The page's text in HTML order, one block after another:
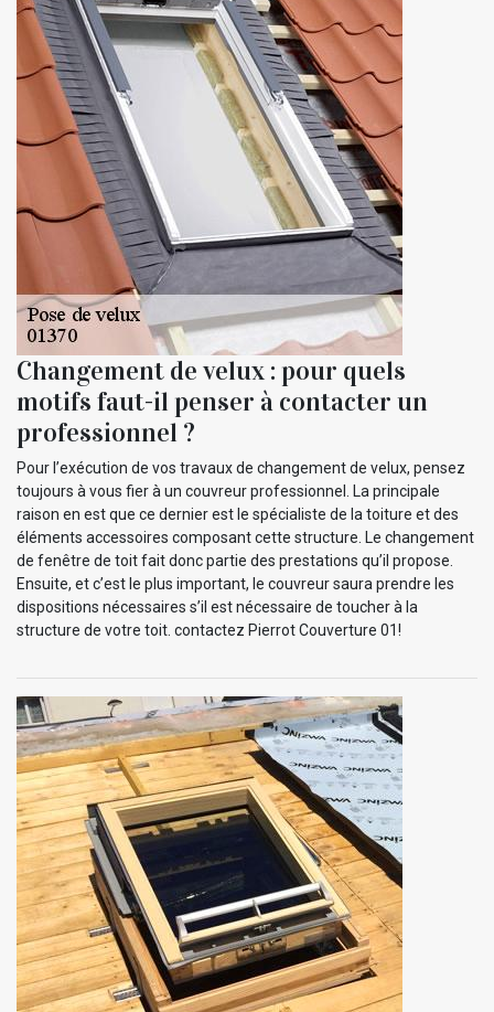
Changement de velux : pour quels
motifs faut-il penser à contacter un
professionnel ?
Pour l’exécution de vos travaux de changement de velux, pensez
toujours à vous fier à un couvreur professionnel. La principale
raison en est que ce dernier est le spécialiste de la toiture et des
éléments accessoires composant cette structure. Le changement
de fenêtre de toit fait donc partie des prestations qu’il propose.
Ensuite, et c’est le plus important, le couvreur saura prendre les
dispositions nécessaires s’il est nécessaire de toucher à la
structure de votre toit. contactez Pierrot Couverture 01!